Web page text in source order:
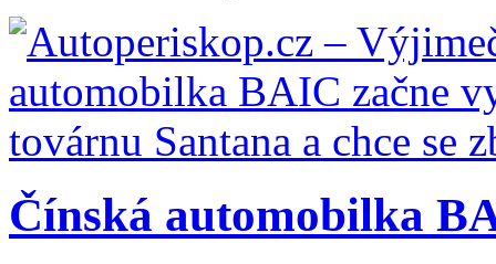
Čínská automobilka